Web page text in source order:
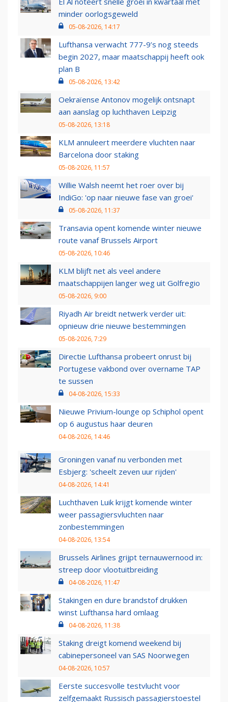
minder oorlogsgeweld
05-08-2026, 14:17
Lufthansa verwacht 777-9’s nog steeds
begin 2027, maar maatschappij heeft ook
plan B
05-08-2026, 13:42
Oekraïense Antonov mogelijk ontsnapt
aan aanslag op luchthaven Leipzig
05-08-2026, 13:18
KLM annuleert meerdere vluchten naar
Barcelona door staking
05-08-2026, 11:57
Willie Walsh neemt het roer over bij
IndiGo: 'op naar nieuwe fase van groei'
05-08-2026, 11:37
Transavia opent komende winter nieuwe
route vanaf Brussels Airport
05-08-2026, 10:46
KLM blijft net als veel andere
maatschappijen langer weg uit Golfregio
05-08-2026, 9:00
Riyadh Air breidt netwerk verder uit:
opnieuw drie nieuwe bestemmingen
05-08-2026, 7:29
Directie Lufthansa probeert onrust bij
Portugese vakbond over overname TAP
te sussen
04-08-2026, 15:33
Nieuwe Privium-lounge op Schiphol opent
op 6 augustus haar deuren
04-08-2026, 14:46
Groningen vanaf nu verbonden met
Esbjerg: 'scheelt zeven uur rijden'
04-08-2026, 14:41
Luchthaven Luik krijgt komende winter
weer passagiersvluchten naar
zonbestemmingen
04-08-2026, 13:54
Brussels Airlines grijpt ternauwernood in:
streep door vlootuitbreiding
04-08-2026, 11:47
Stakingen en dure brandstof drukken
winst Lufthansa hard omlaag
04-08-2026, 11:38
Staking dreigt komend weekend bij
cabinepersoneel van SAS Noorwegen
04-08-2026, 10:57
Eerste succesvolle testvlucht voor
zelfgemaakt Russisch passagierstoestel